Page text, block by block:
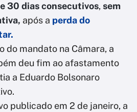
30 dias consecutivos, sem
após a perda do
do mandato na Câmara, a
deu fim ao afastamento
a Eduardo Bolsonaro
publicado em 2 de janeiro, a